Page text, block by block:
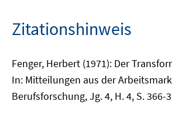
Zitationshinweis
Fenger, Herbert (1971): Der
In: Mitteilungen aus der
Berufsforschung, Jg. 4, H. 4, S. 366-